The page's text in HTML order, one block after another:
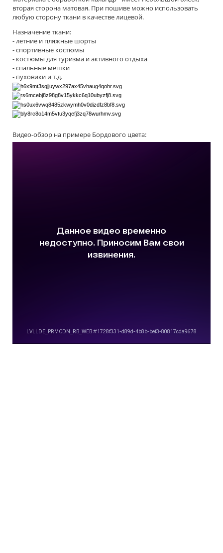
вторая сторона матовая. При пошиве можно использовать
любую сторону ткани в качестве лицевой.
Назначение ткани:
- летние и пляжные шорты
- спортивные костюмы
- костюмы для туризма и активного отдыха
- спальные мешки
- пуховики и т.д.
Видео-обзор на примере Бордового цвета: